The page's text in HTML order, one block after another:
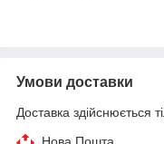
Умови доставки
Доставка здійснюється
Нова Пошта